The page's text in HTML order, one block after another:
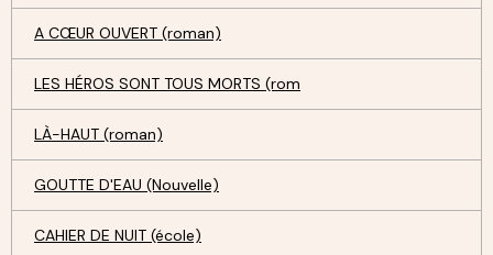
A CŒUR OUVERT (roman)
LES HÉROS SONT TOUS MORTS (rom
LÀ-HAUT (roman)
GOUTTE D'EAU (Nouvelle)
CAHIER DE NUIT (école)